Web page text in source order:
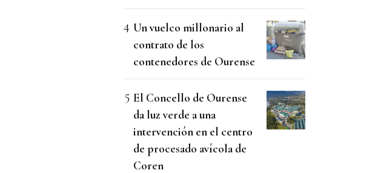
Un vuelco millonario al
contrato de los
contenedores de Ourense
El Concello de Ourense
da luz verde a una
intervención en el centro
de procesado avícola de
Coren